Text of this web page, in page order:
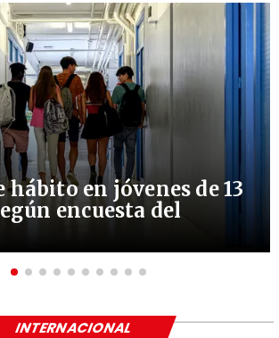
en jóvenes de 13
encuesta del
INTERNACIONAL